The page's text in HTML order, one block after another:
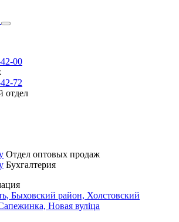
00
72
отдел
Отдел оптовых продаж
Бухгалтерия
Быховский район, Холстовский
Новая вуліца